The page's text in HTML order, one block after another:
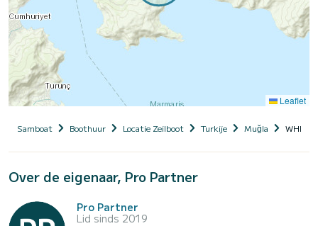
Leaflet
Samboat Boothuur Locatie Zeilboot Turkije Muğla WHITE
Over de eigenaar, Pro Partner
Pro Partner
Lid sinds 2019